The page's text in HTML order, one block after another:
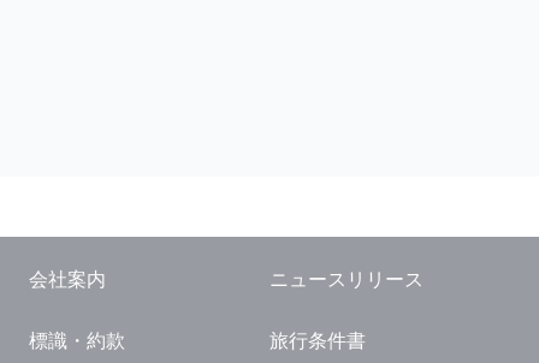
会社案内 ニュースリリース
標識・約款 旅行条件書